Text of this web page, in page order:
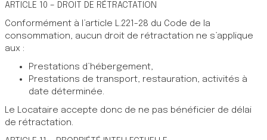
ARTICLE 10 – DROIT DE RÉTRACTATION
Conformément à l’article L.221-28 du Code de la
consommation, aucun droit de rétractation ne s’applique
aux :
Prestations d’hébergement,
Prestations de transport, restauration, activités à
date déterminée.
Le Locataire accepte donc de ne pas bénéficier de délai
de rétractation.